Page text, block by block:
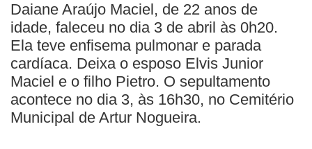
QUEM SOMOS
CONTATO
ANUNCIE
Daiane Araújo Maciel, de 22 anos de
idade, faleceu no dia 3 de abril às 0h20.
Ela teve enfisema pulmonar e parada
cardíaca. Deixa o esposo Elvis Junior
Maciel e o filho Pietro. O sepultamento
acontece no dia 3, às 16h30, no Cemitério
Municipal de Artur Nogueira.